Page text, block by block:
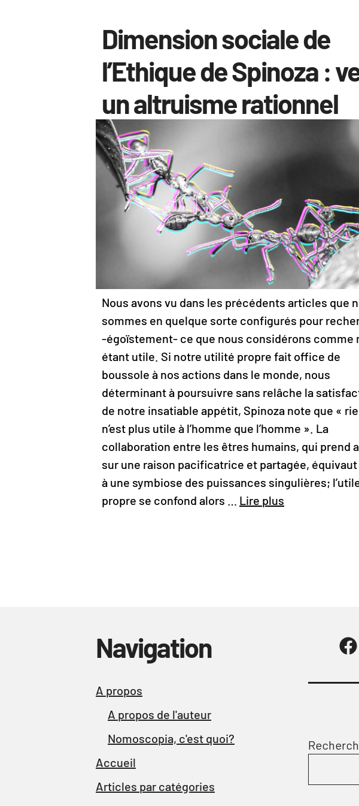
Dimension sociale de
l’Ethique de Spinoza :
un altruisme rationnel
Nous avons vu dans les précédents articles que
sommes en quelque sorte configurés pour
-égoïstement- ce que nous considérons comme
étant utile. Si notre utilité propre fait office de
boussole à nos actions dans le monde, nous
déterminant à poursuivre sans relâche la
de notre insatiable appétit, Spinoza note que «
n’est plus utile à l’homme que l’homme ». La
collaboration entre les êtres humains, qui prend
sur une raison pacificatrice et partagée,
à une symbiose des puissances singulières;
propre se confond alors … Lire plus
Navigation
A propos
A propos de l'auteur
Nomoscopia, c'est quoi?
Accueil
Articles par catégories